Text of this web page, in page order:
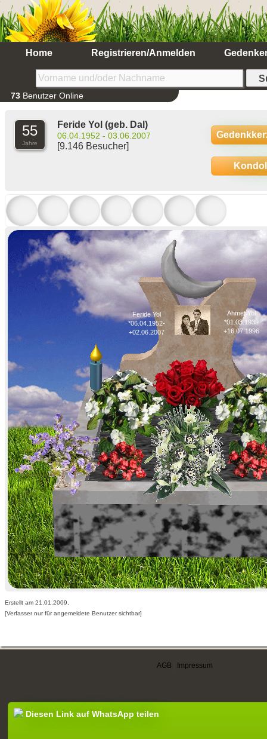
Home Registrieren/Anmelden
73 Benutzer Online
55
Jahre
Feride Yol (geb. Dal)
06.04.1952 - 03.06.2007
[9.146 Besucher]
Feride Yol
*06.04.1952-
+02.06.2007
Ahmet Yol
*01.03.1939
+16.07.1996
Erstellt am 21.01.2009,
[Verfasser nur für angemeldete Benutzer sichtbar]
AGB Impressum
Diesen Link auf WhatsApp teilen